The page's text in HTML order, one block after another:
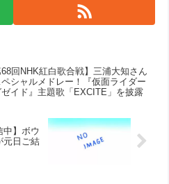
68回NHK紅白歌合戦】三浦大知さん
シャルメドレー！『仮面ライダー
ゼイド』主題歌「EXCITE」を披露
中】ボウ
元日ご結